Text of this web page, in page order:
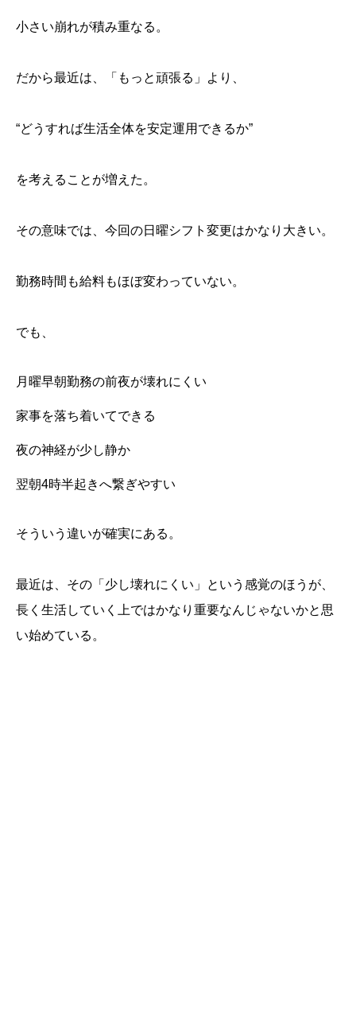
小さい崩れが積み重なる。
だから最近は、「もっと頑張る」より、
“どうすれば生活全体を安定運用できるか”
を考えることが増えた。
その意味では、今回の日曜シフト変更はかなり大きい。
勤務時間も給料もほぼ変わっていない。
でも、
月曜早朝勤務の前夜が壊れにくい
家事を落ち着いてできる
夜の神経が少し静か
翌朝4時半起きへ繋ぎやすい
そういう違いが確実にある。
最近は、その「少し壊れにくい」という感覚のほうが、
長く生活していく上ではかなり重要なんじゃないかと思
い始めている。